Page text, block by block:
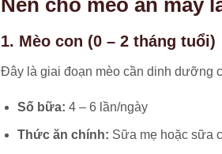
Nên cho mèo ăn mấy
1. Mèo con (0 – 2 tháng tuổi)
Đây là giai đoạn mèo cần dinh dưỡng
Số bữa: 4 – 6 lần/ngày
Thức ăn chính: Sữa mẹ hoặc sữa